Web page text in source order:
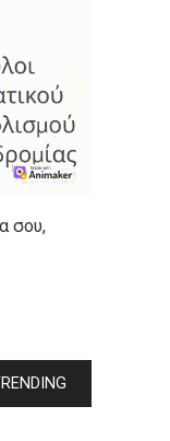
σου,